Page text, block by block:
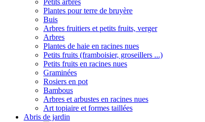
Petits arbres
Plantes pour terre de bruyère
Buis
Arbres fruitiers et petits fruits, verger
Arbres
Plantes de haie en racines nues
Petits fruits (framboisier, groseillers ...)
Petits fruits en racines nues
Graminées
Rosiers en pot
Bambous
Arbres et arbustes en racines nues
Art topiaire et formes taillées
Abris de jardin